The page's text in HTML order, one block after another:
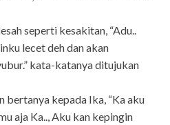
seperti kesakitan, “Adu..
lecet deh dan akan
kata-katanya ditujukan
bertanya kepada Ika, “Ka aku
aja Ka.., Aku kan kepingin